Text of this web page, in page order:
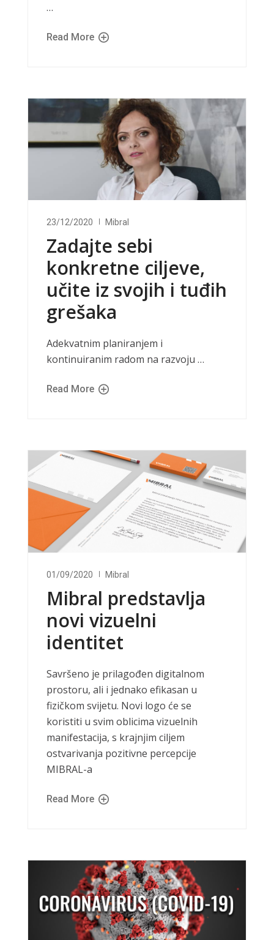
…
Read More
23/12/2020 Mibral
Zadajte sebi
konkretne ciljeve,
učite iz svojih i tuđih
grešaka
Adekvatnim planiranjem i
kontinuiranim radom na razvoju …
Read More
01/09/2020 Mibral
Mibral predstavlja
novi vizuelni
identitet
Savršeno je prilagođen digitalnom
prostoru, ali i jednako efikasan u
fizičkom svijetu. Novi logo će se
koristiti u svim oblicima vizuelnih
manifestacija, s krajnjim ciljem
ostvarivanja pozitivne percepcije
MIBRAL-a
Read More